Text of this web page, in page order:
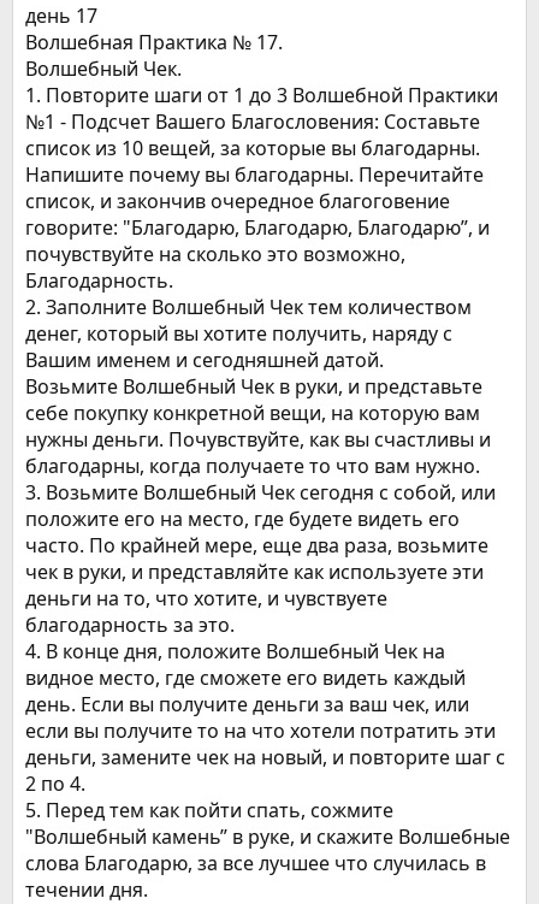
день 17
Волшебная Практика № 17.
Волшебный Чек.
1. Повторите шаги от 1 до 3 Волшебной Практики
№1 - Подсчет Вашего Благословения: Составьте
список из 10 вещей, за которые вы благодарны.
Напишите почему вы благодарны. Перечитайте
список, и закончив очередное благоговение
говорите: "Благодарю, Благодарю, Благодарю”, и
почувствуйте на сколько это возможно,
Благодарность.
2. Заполните Волшебный Чек тем количеством
денег, который вы хотите получить, наряду с
Вашим именем и сегодняшней датой.
Возьмите Волшебный Чек в руки, и представьте
себе покупку конкретной вещи, на которую вам
нужны деньги. Почувствуйте, как вы счастливы и
благодарны, когда получаете то что вам нужно.
3. Возьмите Волшебный Чек сегодня с собой, или
положите его на место, где будете видеть его
часто. По крайней мере, еще два раза, возьмите
чек в руки, и представляйте как используете эти
деньги на то, что хотите, и чувствуете
благодарность за это.
4. В конце дня, положите Волшебный Чек на
видное место, где сможете его видеть каждый
день. Если вы получите деньги за ваш чек, или
если вы получите то на что хотели потратить эти
деньги, замените чек на новый, и повторите шаг с
2 по 4.
5. Перед тем как пойти спать, сожмите
"Волшебный камень” в руке, и скажите Волшебные
слова Благодарю, за все лучшее что случилась в
течении дня.